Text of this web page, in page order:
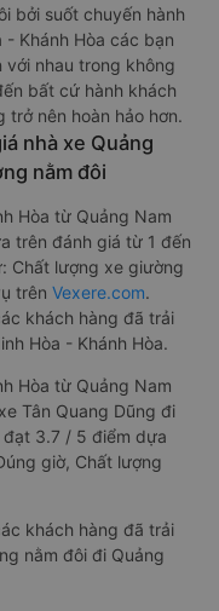
bởi suốt chuyến hành
Khánh Hòa các bạn
nhau trong không
bất cứ hành khách
trở nên hoàn hảo hơn.
nhà xe Quảng
nằm đôi
Hòa từ Quảng Nam
trên đánh giá từ 1 đến
Chất lượng xe giường
trên Vexere.com.
khách hàng đã trải
Hòa - Khánh Hòa.
Hòa từ Quảng Nam
Tân Quang Dũng đi
đạt 3.7 / 5 điểm dựa
giờ, Chất lượng
khách hàng đã trải
nằm đôi đi Quảng